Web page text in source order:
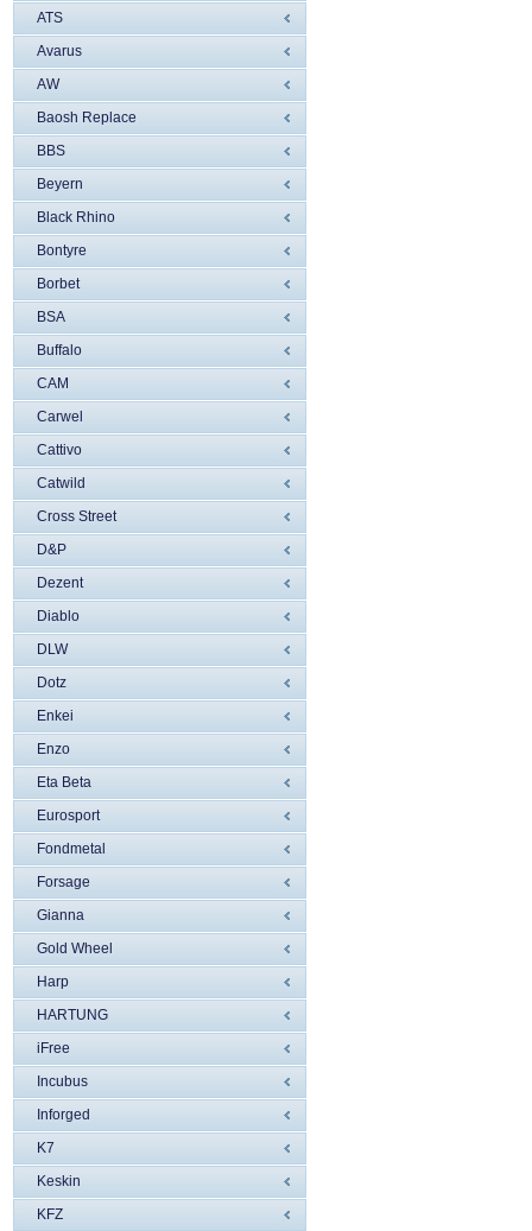
ATS
Avarus
AW
Baosh Replace
BBS
Beyern
Black Rhino
Bontyre
Borbet
BSA
Buffalo
CAM
Carwel
Cattivo
Catwild
Cross Street
D&P
Dezent
Diablo
DLW
Dotz
Enkei
Enzo
Eta Beta
Eurosport
Fondmetal
Forsage
Gianna
Gold Wheel
Harp
HARTUNG
iFree
Incubus
Inforged
K7
Keskin
KFZ